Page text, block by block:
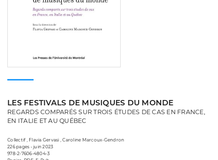
LES FESTIVALS DE MUSIQUES DU MONDE
REGARDS COMPARÉS SUR TROIS ÉTUDES DE CAS EN FRANCE,
EN ITALIE ET AU QUÉBEC
Collectif , Flavia Gervasi , Caroline Marcoux-Gendron
226 pages • juin 2023
978-2-7606-4804-3